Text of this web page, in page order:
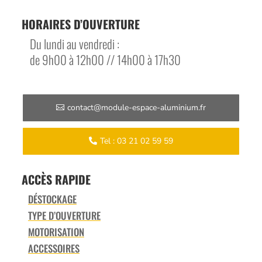
HORAIRES D’OUVERTURE
Du lundi au vendredi :
de 9h00 à 12h00 // 14h00 à 17h30
contact@module-espace-aluminium.fr
Tel : 03 21 02 59 59
ACCÈS RAPIDE
DÉSTOCKAGE
TYPE D’OUVERTURE
MOTORISATION
ACCESSOIRES